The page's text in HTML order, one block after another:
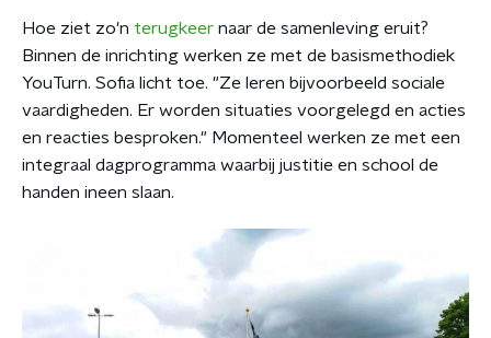
Hoe ziet zo'n terugkeer naar de samenleving eruit?
Binnen de inrichting werken ze met de basismethodiek
YouTurn. Sofia licht toe. "Ze leren bijvoorbeeld sociale
vaardigheden. Er worden situaties voorgelegd en acties
en reacties besproken." Momenteel werken ze met een
integraal dagprogramma waarbij justitie en school de
handen ineen slaan.